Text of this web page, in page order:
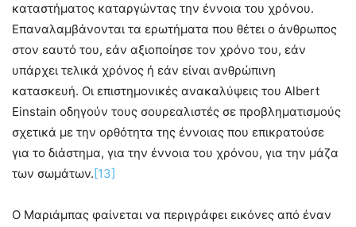
καταστήματος καταργώντας την έννοια του χρόνου.
Επαναλαμβάνονται τα ερωτήματα που θέτει ο άνθρωπος
στον εαυτό του, εάν αξιοποίησε τον χρόνο του, εάν
υπάρχει τελικά χρόνος ή εάν είναι ανθρώπινη
κατασκευή. Οι επιστημονικές ανακαλύψεις του Albert
Einstain οδηγούν τους σουρεαλιστές σε προβληματισμούς
σχετικά με την ορθότητα της έννοιας που επικρατούσε
για το διάστημα, για την έννοια του χρόνου, για την μάζα
των σωμάτων. [13]
Ο Μαριάμπας φαίνεται να περιγράφει εικόνες από έναν